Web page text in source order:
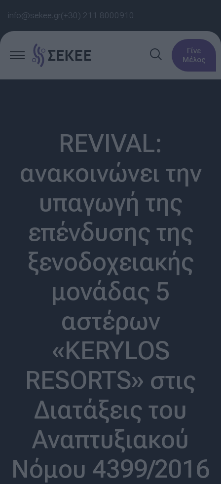
info@sekee.gr(+30) 211 8000910
Γίνε
Μέλος
REVIVAL:
ανακοινώνει την
υπαγωγή της
επένδυσης της
ξενοδοχειακής
μονάδας 5
αστέρων
«KERYLOS
RESORTS» στις
Διατάξεις του
Αναπτυξιακού
Νόμου 4399/2016